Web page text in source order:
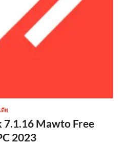
ดีย
7.1.16 Mawto Free
2023